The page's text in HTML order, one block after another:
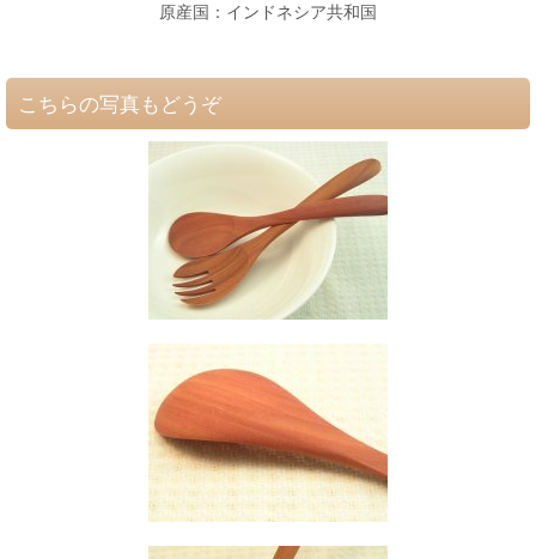
原産国：インドネシア共和国
こちらの写真もどうぞ